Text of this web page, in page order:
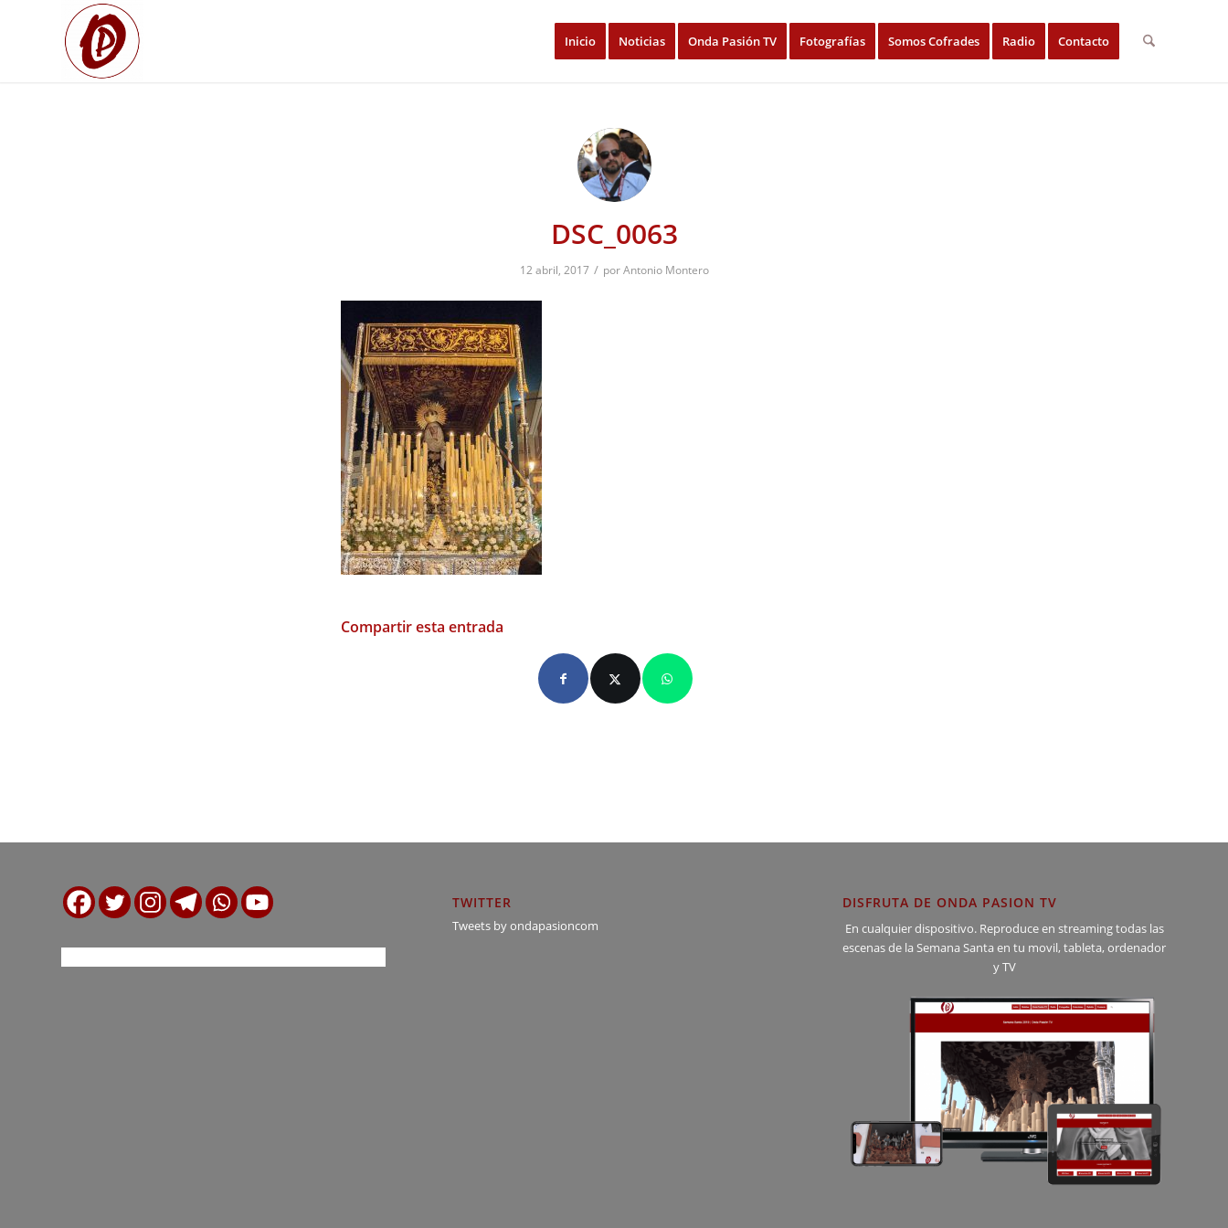
Inicio Noticias Onda Pasión TV Fotografías Somos Cofrades Radio Contacto
DSC_0063
12 abril, 2017 / porAntonio Montero
Compartir esta entrada
TWITTER
Tweets by ondapasioncom
DISFRUTA DE ONDA PASION TV
En cualquier dispositivo. Reproduce en streaming todas las
escenas de la Semana Santa en tu movil, tableta, ordenador
y TV